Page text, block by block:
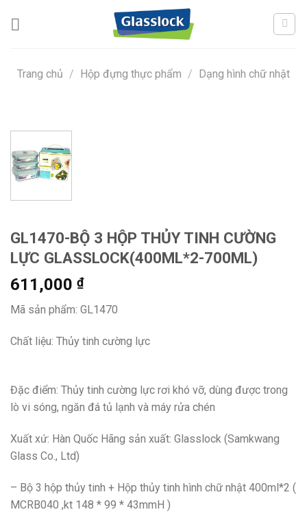
Trang chủ / Hộp đựng thực phẩm / Dạng hình chữ nhật
GL1470-BỘ 3 HỘP THỦY TINH CƯỜNG
LỰC GLASSLOCK(400ML*2-700ML)
611,000 ₫
Mã sản phẩm: GL1470
Chất liệu: Thủy tinh cường lực
Đặc điểm: Thủy tinh cường lực rơi khó vỡ, dùng được trong
lò vi sóng, ngăn đá tủ lạnh và máy rửa chén
Xuất xứ: Hàn Quốc Hãng sản xuất: Glasslock (Samkwang
Glass Co., Ltd)
– Bộ 3 hộp thủy tinh + Hộp thủy tinh hình chữ nhật 400ml*2 (
MCRB040 ,kt 148 * 99 * 43mmH )